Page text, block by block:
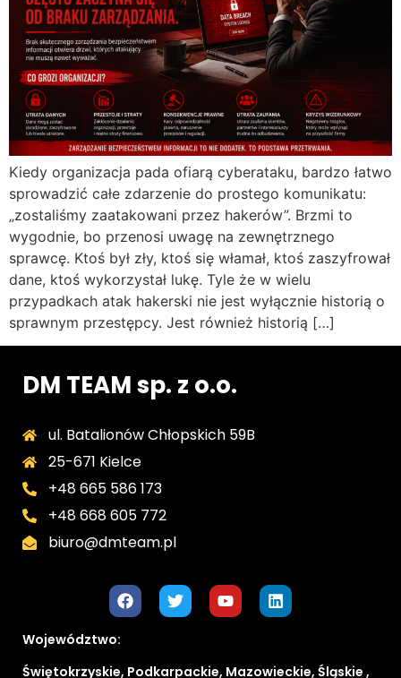
Kiedy organizacja pada ofiarą cyberataku, bardzo łatwo
sprowadzić całe zdarzenie do prostego komunikatu:
„zostaliśmy zaatakowani przez hakerów”. Brzmi to
wygodnie, bo przenosi uwagę na zewnętrznego
sprawcę. Ktoś był zły, ktoś się włamał, ktoś zaszyfrował
dane, ktoś wykorzystał lukę. Tyle że w wielu
przypadkach atak hakerski nie jest wyłącznie historią o
sprawnym przestępcy. Jest również historią […]
DM TEAM sp. z o.o.
ul. Batalionów Chłopskich 59B
25-671 Kielce
+48 665 586 173
+48 668 605 772
biuro@dmteam.pl
Województwo:
Świętokrzyskie, Podkarpackie, Mazowieckie, Śląskie ,